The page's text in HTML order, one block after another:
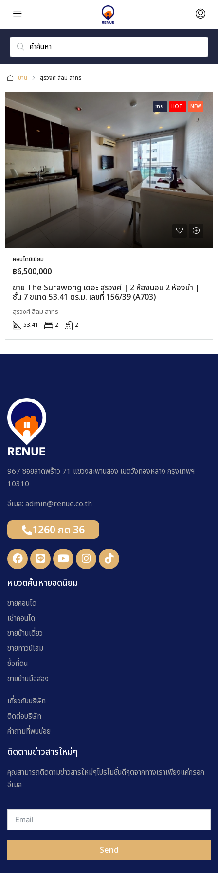
บ้าน สุรวงศ์ สีลม สาทร
ขาย HOT NEW
คอนโดมิเนียม
฿6,500,000
ขาย The Surawong เดอะ สุรวงศ์ | 2 ห้องนอน 2 ห้องน้ำ |
ชั้น 7 ขนาด 53.41 ตร.ม. เลขที่ 156/39 (A703)
สุรวงศ์ สีลม สาทร
53.41 2 2
967 ซอยลาดพร้าว 71 แขวงสะพานสอง เขตวังทองหลาง กรุงเทพฯ
10310
อีเมล: admin@renue.co.th
1260 กด 36
หมวดค้นหายอดนิยม
ขายคอนโด
เช่าคอนโด
ขายบ้านเดี่ยว
ขายทาวน์โฮม
ซื้อที่ดิน
ขายบ้านมือสอง
เกี่ยวกับบริษัท
ติดต่อบริษัท
คำถามที่พบบ่อย
ติดตามข่าวสารใหม่ๆ
คุณสามารถติดตามข่าวสารใหม่ๆโปรโมชั่นดีๆตจากทางเราเพียงแค่กรอก
อีเมล
Send